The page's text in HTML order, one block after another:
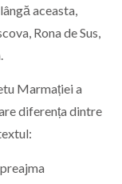
aceasta,
Rona de Sus,
Marmației a
diferența dintre